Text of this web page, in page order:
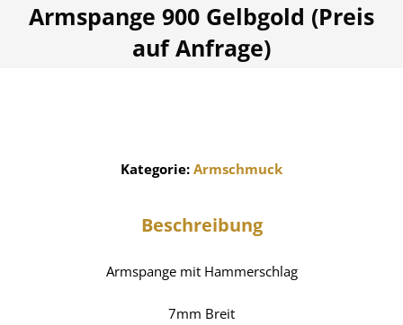
Armspange 900 Gelbgold (Preis
auf Anfrage)
Kategorie: Armschmuck
Beschreibung
Armspange mit Hammerschlag
7mm Breit